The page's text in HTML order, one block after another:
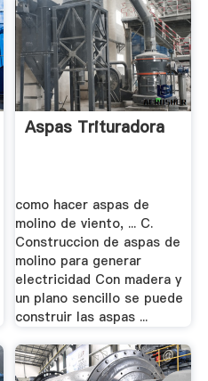
Aspas Trituradora
como hacer aspas de
molino de viento, ... C.
Construccion de aspas de
molino para generar
electricidad Con madera y
un plano sencillo se puede
construir las aspas ...